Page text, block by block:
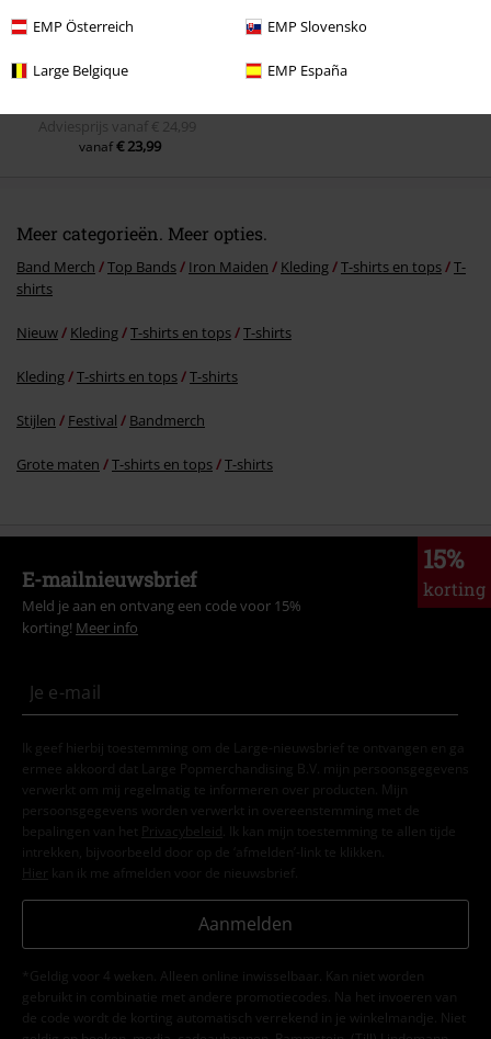
EMP Österreich EMP Slovensko
Large Belgique EMP España
Adviesprijs vanaf € 24,99
vanaf€ 23,99
Meer categorieën. Meer opties.
Band Merch Top Bands Iron Maiden Kleding T-shirts en tops
T-
shirts
Nieuw Kleding T-shirts en tops T-shirts
Kleding T-shirts en tops T-shirts
Stijlen Festival Bandmerch
Grote maten T-shirts en tops T-shirts
15%
korting
E-mailnieuwsbrief
Meld je aan en ontvang een code voor 15%
korting! Meer info
Ik geef hierbij toestemming om de Large-nieuwsbrief te ontvangen en ga
ermee akkoord dat Large Popmerchandising B.V. mijn persoonsgegevens
verwerkt om mij regelmatig te informeren over producten. Mijn
persoonsgegevens worden verwerkt in overeenstemming met de
bepalingen van het
Privacybeleid . Ik kan mijn toestemming te allen tijde
intrekken, bijvoorbeeld door op de ‘afmelden’-link te klikken.
Hier kan ik me afmelden voor de nieuwsbrief.
Aanmelden
*Geldig voor 4 weken. Alleen online inwisselbaar. Kan niet worden
gebruikt in combinatie met andere promotiecodes. Na het invoeren van
de code wordt de korting automatisch verrekend in je winkelmandje. Niet